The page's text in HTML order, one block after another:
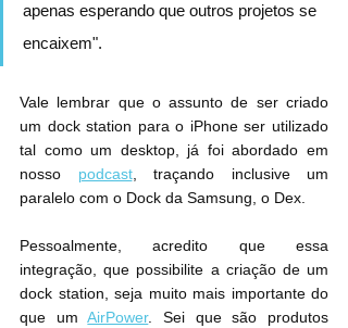
apenas esperando que outros projetos se
encaixem".
Vale lembrar que o assunto de ser criado
um dock station para o iPhone ser utilizado
tal como um desktop, já foi abordado em
nosso podcast, traçando inclusive um
paralelo com o Dock da Samsung, o Dex.
Pessoalmente, acredito que essa
integração, que possibilite a criação de um
dock station, seja muito mais importante do
que um AirPower. Sei que são produtos